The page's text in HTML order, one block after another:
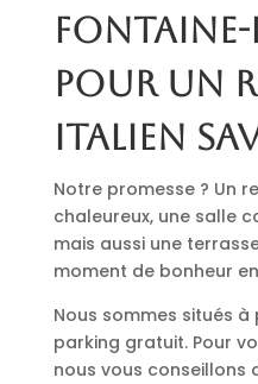
Fontaine-
pour un
italien
Notre promesse ? Un
chaleureux, une salle
mais aussi une
moment de bonheur
Nous sommes situés à
parking gratuit. Pour
nous vous conseillons